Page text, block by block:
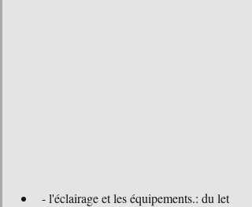
- l'éclairage et les équipements.: du let